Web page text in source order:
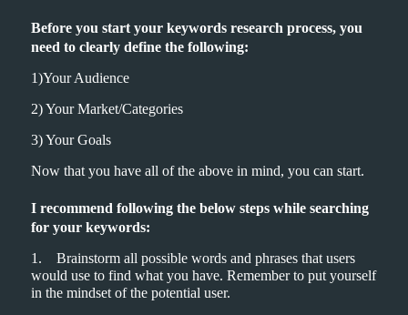
Before you start your keywords research process, you
need to clearly define the following:
1)Your Audience
2) Your Market/Categories
3) Your Goals
Now that you have all of the above in mind, you can start.
I recommend following the below steps while searching
for your keywords:
1. Brainstorm all possible words and phrases that users
would use to find what you have. Remember to put yourself
in the mindset of the potential user.